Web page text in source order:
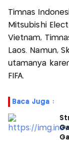
Timnas
Mitsubishi
Vietnam,
Laos. Namun,
utamanya
FIFA.
Baca Juga :